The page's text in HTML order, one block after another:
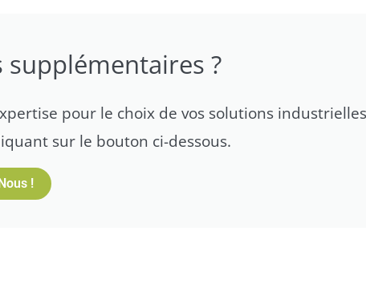
?
pour le choix de vos solutions
sur le bouton ci-dessous.
!